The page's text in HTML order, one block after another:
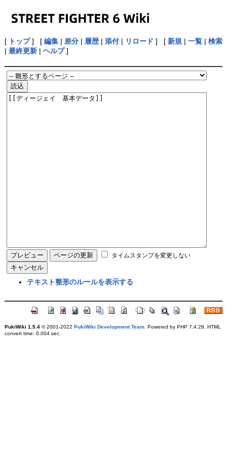
[ トップ] [ 編集| 差分| 履歴| 添付| リロード ] [ 新規| 一覧| 検索
| 最終更新| ヘルプ]
タイムスタンプを変更しない
テキスト整形のルールを表示する
PukiWiki 1.5.4© 2001-2022 PukiWiki Development Team. Powered by PHP 7.4.28. HTML
convert time: 0.004 sec.